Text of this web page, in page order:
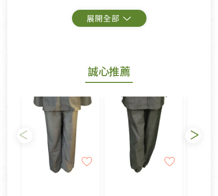
鑑賞期商品說明：
若您購買的商品有下列「不適用七天鑑賞期商品」情
形者，除商品瑕疵以外，恕不接受退換貨.
依消保法之規定提供該商品七天免費鑑賞期(含例假
日)的服務，原則上若商品未經使用或被汙損(除商品
瑕疵)，一般皆可申請退換貨。
不適用七天鑑賞期商品：
以數位或電磁紀錄形式儲存之商品、易於變質或損壞
誠心推薦